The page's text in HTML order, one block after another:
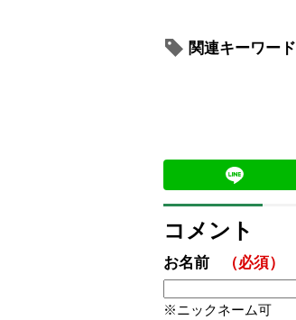
関連キーワード
コメント
お名前 （必須）
ニックネーム可